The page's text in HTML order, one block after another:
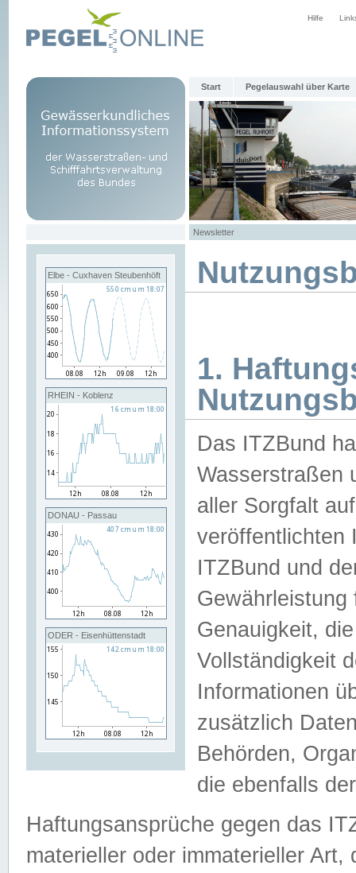
Hilfe
Start Pegelauswahl über Karte
Newsletter
Elbe - Cuxhaven Steubenhöft
RHEIN - Koblenz
DONAU - Passau
ODER - Eisenhüttenstadt
1.
Das ITZBund
Wasserstraßen
aller Sorgfalt
veröffentlichten
ITZBund und
Genauigkeit,
Vollständigkeit
Informationen
zusätzlich
Behörden,
die ebenfalls
Haftungsansprüche gegen das
materieller oder immaterieller